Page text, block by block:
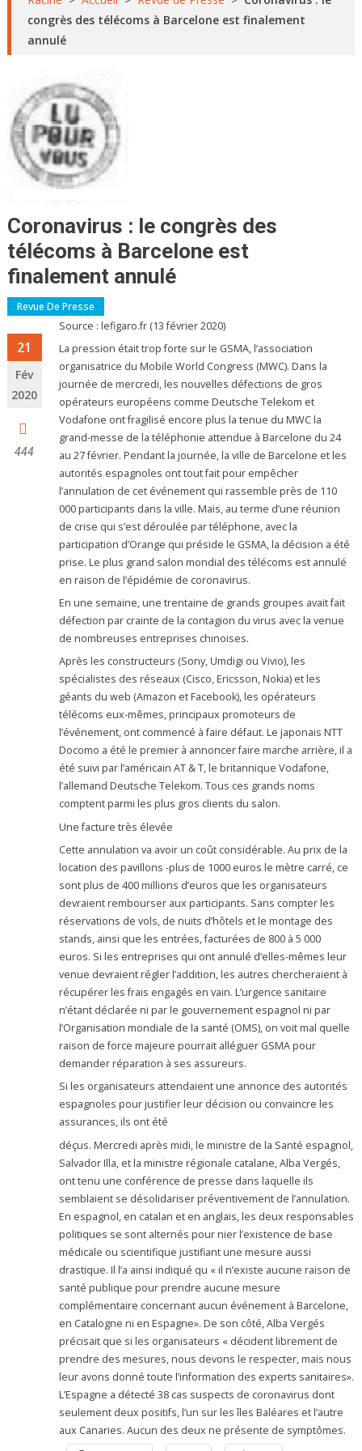
congrès des télécoms à Barcelone est finalement
annulé
Coronavirus : le congrès des
télécoms à Barcelone est
finalement annulé
Revue De Presse
21
Fév
2020
444
Source : lefigaro.fr (13 février 2020)
La pression était trop forte sur le GSMA, l’association
organisatrice du Mobile World Congress (MWC). Dans la
journée de mercredi, les nouvelles défections de gros
opérateurs européens comme Deutsche Telekom et
Vodafone ont fragilisé encore plus la tenue du MWC la
grand-messe de la téléphonie attendue à Barcelone du 24
au 27 février. Pendant la journée, la ville de Barcelone et les
autorités espagnoles ont tout fait pour empêcher
l’annulation de cet événement qui rassemble près de 110
000 participants dans la ville. Mais, au terme d’une réunion
de crise qui s’est déroulée par téléphone, avec la
participation d’Orange qui préside le GSMA, la décision a été
prise. Le plus grand salon mondial des télécoms est annulé
en raison de l’épidémie de coronavirus.
En une semaine, une trentaine de grands groupes avait fait
défection par crainte de la contagion du virus avec la venue
de nombreuses entreprises chinoises.
Après les constructeurs (Sony, Umdigi ou Vivio), les
spécialistes des réseaux (Cisco, Ericsson, Nokia) et les
géants du web (Amazon et Facebook), les opérateurs
télécoms eux-mêmes, principaux promoteurs de
l’événement, ont commencé à faire défaut. Le japonais NTT
Docomo a été le premier à annoncer faire marche arrière, il a
été suivi par l’américain AT & T, le britannique Vodafone,
l’allemand Deutsche Telekom. Tous ces grands noms
comptent parmi les plus gros clients du salon.
Une facture très élevée
Cette annulation va avoir un coût considérable. Au prix de la
location des pavillons -plus de 1000 euros le mètre carré, ce
sont plus de 400 millions d’euros que les organisateurs
devraient rembourser aux participants. Sans compter les
réservations de vols, de nuits d’hôtels et le montage des
stands, ainsi que les entrées, facturées de 800 à 5 000
euros. Si les entreprises qui ont annulé d’elles-mêmes leur
venue devraient régler l’addition, les autres chercheraient à
récupérer les frais engagés en vain. L’urgence sanitaire
n’étant déclarée ni par le gouvernement espagnol ni par
l’Organisation mondiale de la santé (OMS), on voit mal quelle
raison de force majeure pourrait alléguer GSMA pour
demander réparation à ses assureurs.
Si les organisateurs attendaient une annonce des autorités
espagnoles pour justifier leur décision ou convaincre les
assurances, ils ont été
déçus. Mercredi après midi, le ministre de la Santé espagnol,
Salvador Illa, et la ministre régionale catalane, Alba Vergés,
ont tenu une conférence de presse dans laquelle ils
semblaient se désolidariser préventivement de l’annulation.
En espagnol, en catalan et en anglais, les deux responsables
politiques se sont alternés pour nier l’existence de base
médicale ou scientifique justifiant une mesure aussi
drastique. Il l’a ainsi indiqué qu « il n’existe aucune raison de
santé publique pour prendre aucune mesure
complémentaire concernant aucun événement à Barcelone,
en Catalogne ni en Espagne». De son côté, Alba Vergés
précisait que si les organisateurs « décident librement de
prendre des mesures, nous devons le respecter, mais nous
leur avons donné toute l’information des experts sanitaires».
L’Espagne a détecté 38 cas suspects de coronavirus dont
seulement deux positifs, l’un sur les îles Baléares et l’autre
aux Canaries. Aucun des deux ne présente de symptômes.